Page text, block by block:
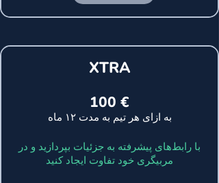
XTRA
100 €
به ازای هر تیم به مدت ۱۲ ماه
با رابط‌های پیشرفته به جزئیات بپردازید و در
مربیگری خود تفاوت ایجاد کنید